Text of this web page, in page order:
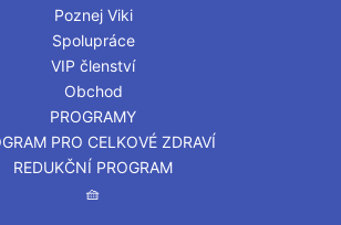
Poznej Viki
Spolupráce
VIP členství
Obchod
PROGRAMY
PRO CELKOVÉ ZDRAVÍ
REDUKČNÍ PROGRAM
🧺